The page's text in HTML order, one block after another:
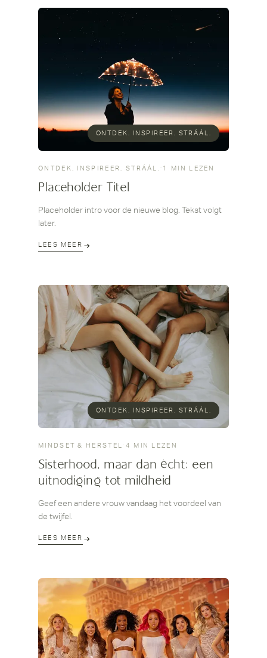
ONTDEK. INSPIREER. STRÁÁL.
ONTDEK. INSPIREER. STRÁÁL. · 1 MIN LEZEN
Placeholder Titel
Placeholder intro voor de nieuwe blog. Tekst volgt
later.
LEES MEER
ONTDEK. INSPIREER. STRÁÁL.
MINDSET & HERSTEL · 4 MIN LEZEN
Sisterhood, maar dan écht; een
uitnodiging tot mildheid
Geef een andere vrouw vandaag het voordeel van
de twijfel.
LEES MEER